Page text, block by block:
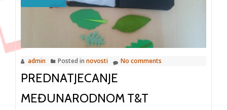
admin Posted in novosti No comments
PREDNATJECANJE
MEĐUNARODNOM T&T